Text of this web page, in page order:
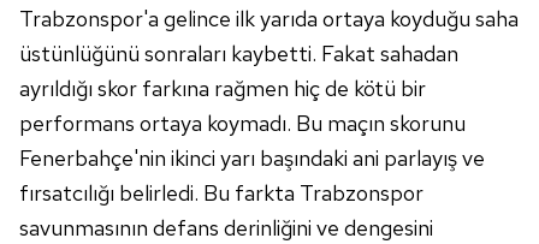
Trabzonspor'a gelince ilk yarıda ortaya koyduğu saha
üstünlüğünü sonraları kaybetti. Fakat sahadan
ayrıldığı skor farkına rağmen hiç de kötü bir
performans ortaya koymadı. Bu maçın skorunu
Fenerbahçe'nin ikinci yarı başındaki ani parlayış ve
fırsatcılığı belirledi. Bu farkta Trabzonspor
savunmasının defans derinliğini ve dengesini